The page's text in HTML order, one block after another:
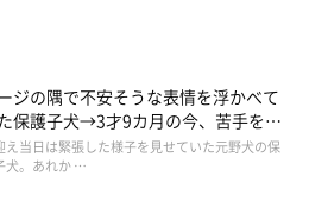
時、と聞いたことがあるのでここま
ジの隅で不安そうな表情を浮かべて
保護子犬→3才9カ月の今、苦手を克
頼もしいコに成長！
え当日は緊張した様子を見せていた元野犬の保
犬。あれか …